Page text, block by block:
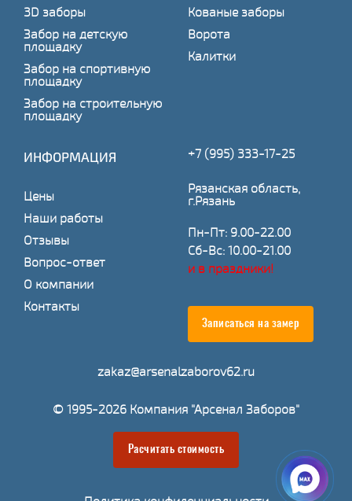
3D заборы
Забор на детскую
площадку
Забор на спортивную
площадку
Забор на строительную
площадку
Кованые заборы
Ворота
Калитки
ИНФОРМАЦИЯ
Цены
Наши работы
Отзывы
Вопрос-ответ
О компании
Контакты
+7 (995) 333-17-25
Рязанская область,
г.Рязань
Пн-Пт: 9.00-22.00
Сб-Вс: 10.00-21.00
и в праздники!
Записаться на замер
zakaz@arsenalzaborov62.ru
© 1995-2026 Компания "Арсенал Заборов"
Расчитать стоимость